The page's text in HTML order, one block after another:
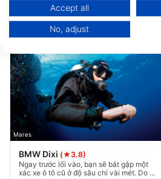
Các địa lặn lân cận
Mares
BMW Dixi (★3.8)
Ngay trước lối vào, bạn sẽ bắt gặp một
xác xe ô tô cũ ở độ sâu chỉ vài mét. Do độ
Data may be shared outside of the European
Your consent and the cookie policy applies
View Partner List (1 IAB Vendors)
IAB processing purposes:
Store and/or access information
Use limited data to select
Create profiles for personalised
Use profiles to select personalised
advertising
Accept all
No, adjust